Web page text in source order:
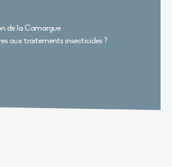
de la Camargue
aux traitements insecticides ?